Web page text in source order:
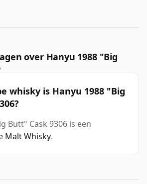
over Hanyu 1988 "Big
whisky is Hanyu 1988 "Big
Butt" Cask 9306 is een
Malt Whisky.